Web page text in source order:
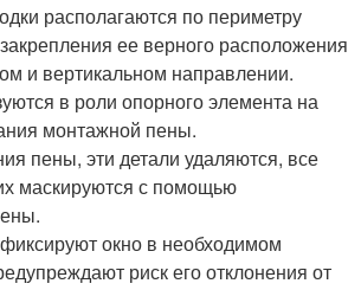
располагаются по периметру
ее верного расположения
и вертикальном направлении.
в роли опорного элемента на
монтажной пены.
пены, эти детали удаляются, все
маскируются с помощью
окно в необходимом
риск его отклонения от